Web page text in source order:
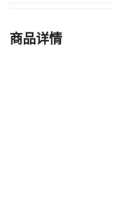
慕斯红
商品详情